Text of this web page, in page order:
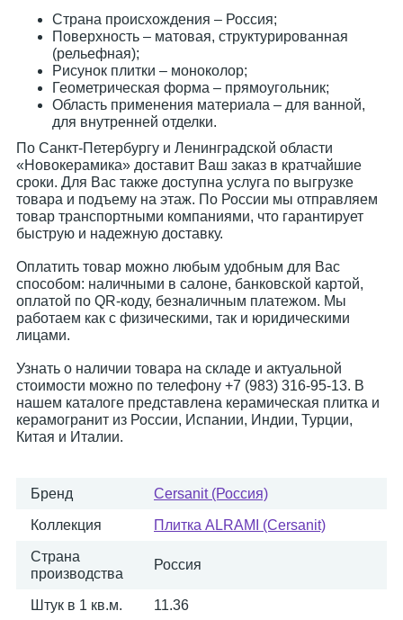
Страна происхождения – Россия;
Поверхность – матовая, структурированная
(рельефная);
Рисунок плитки – моноколор;
Геометрическая форма – прямоугольник;
Область применения материала – для ванной,
для внутренней отделки.
По Санкт-Петербургу и Ленинградской области
«Новокерамика» доставит Ваш заказ в кратчайшие
сроки. Для Вас также доступна услуга по выгрузке
товара и подъему на этаж. По России мы отправляем
товар транспортными компаниями, что гарантирует
быструю и надежную доставку.
Оплатить товар можно любым удобным для Вас
способом: наличными в салоне, банковской картой,
оплатой по QR-коду, безналичным платежом. Мы
работаем как с физическими, так и юридическими
лицами.
Узнать о наличии товара на складе и актуальной
стоимости можно по телефону +7 (983) 316-95-13. В
нашем каталоге представлена керамическая плитка и
керамогранит из России, Испании, Индии, Турции,
Китая и Италии.
Бренд Cersanit (Россия)
Коллекция Плитка ALRAMI (Cersanit)
Страна
производства
Россия
Штук в 1 кв.м. 11.36